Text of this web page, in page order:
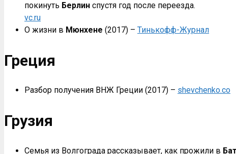
покинуть Берлин спустя год после переезда.
vc.ru
О жизни в Мюнхене (2017) – Тинькофф-Журнал
Греция
Разбор получения ВНЖ Греции (2017) – shevchenko.co
Грузия
Семья из Волгограда рассказывает, как прожили в